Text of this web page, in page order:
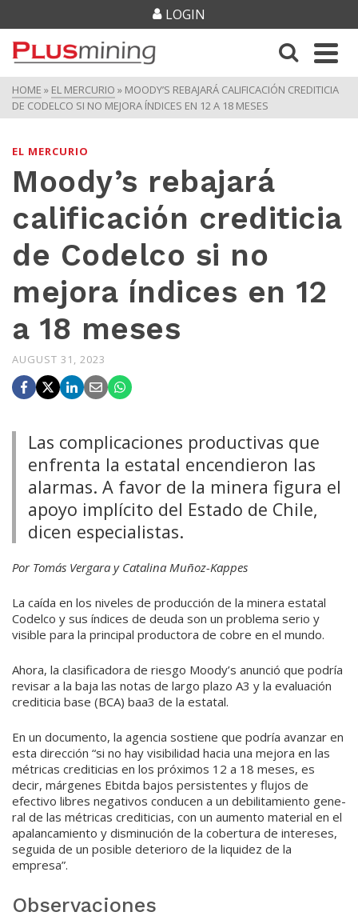
LOGIN
HOME » EL MERCURIO » MOODY’S REBAJARÁ CALIFICACIÓN CREDITICIA
DE CODELCO SI NO MEJORA ÍNDICES EN 12 A 18 MESES
EL MERCURIO
Moody’s rebajará
calificación crediticia
de Codelco si no
mejora índices en 12
a 18 meses
AUGUST 31, 2023
Las complicaciones productivas que
enfrenta la estatal encendieron las
alarmas. A favor de la minera figura el
apoyo implícito del Estado de Chile,
dicen especialistas.
Por Tomás Vergara y Catalina Muñoz-Kappes
La caída en los niveles de pro­ducción de la minera estatal
Co­delco y sus índices de deuda son un problema serio y
visible ­para la principal productora de cobre en el mundo.
Ahora, la clasificadora de ries­go Moody’s anunció que podría
revisar a la baja las notas de largo plazo A3 y la evaluación
crediti­cia base (BCA) baa3 de la estatal.
En un documento, la agencia sostiene que podría avanzar en
esta dirección “si no hay visibili­dad hacia una mejora en las
mé­tricas crediticias en los próximos 12 a 18 meses, es
decir, márgenes Ebitda bajos persistentes y flujos de
efectivo libres negativos con­ducen a un debilitamiento gene­
ral de las métricas crediticias, con un aumento material en el
apalancamiento y disminución de la cobertura de intereses,
se­guida de un posible deterioro de la liquidez de la
empresa”.
Observaciones